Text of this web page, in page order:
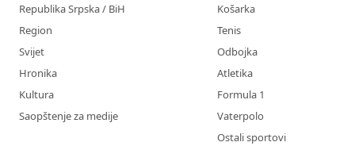
Republika Srpska / BiH
Region
Svijet
Hronika
Kultura
Saopštenje za medije
Košarka
Tenis
Odbojka
Atletika
Formula 1
Vaterpolo
Ostali sportovi